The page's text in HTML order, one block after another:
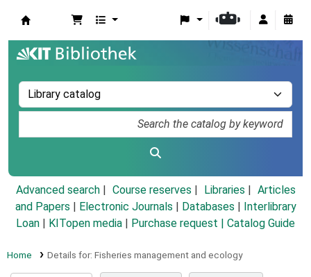
Advanced search Course reserves Libraries
Articles
and Papers
Electronic Journals Databases
Interlibrary
Loan
KITopen media Purchase request | Catalog Guide
Home Details for: Fisheries management and ecology